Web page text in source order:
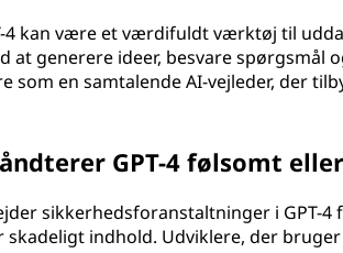
4 kan være et værdifuldt værktøj til
at generere ideer, besvare spørgsmål
som en samtalende AI-vejleder, der
GPT-4 følsomt
sikkerhedsforanstaltninger i GPT-
skadeligt indhold. Udviklere, der